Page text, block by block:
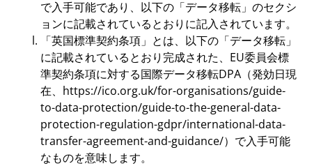
で入手可能であり、以下の「データ移転」のセクシ
ョンに記載されているとおりに記入されています。
「英国標準契約条項」とは、以下の「データ移転」
に記載されているとおり完成された、EU委員会標
準契約条項に対する国際データ移転DPA（発効日現
在、https://ico.org.uk/for-organisations/guide-
to-data-protection/guide-to-the-general-data-
protection-regulation-gdpr/international-data-
transfer-agreement-and-guidance/）で入手可能
なものを意味します。